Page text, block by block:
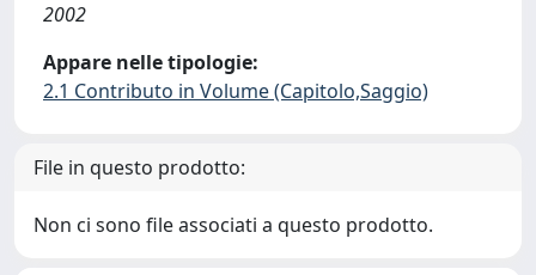
2002
Appare nelle tipologie:
2.1 Contributo in Volume (Capitolo,Saggio)
File in questo prodotto:
Non ci sono file associati a questo prodotto.